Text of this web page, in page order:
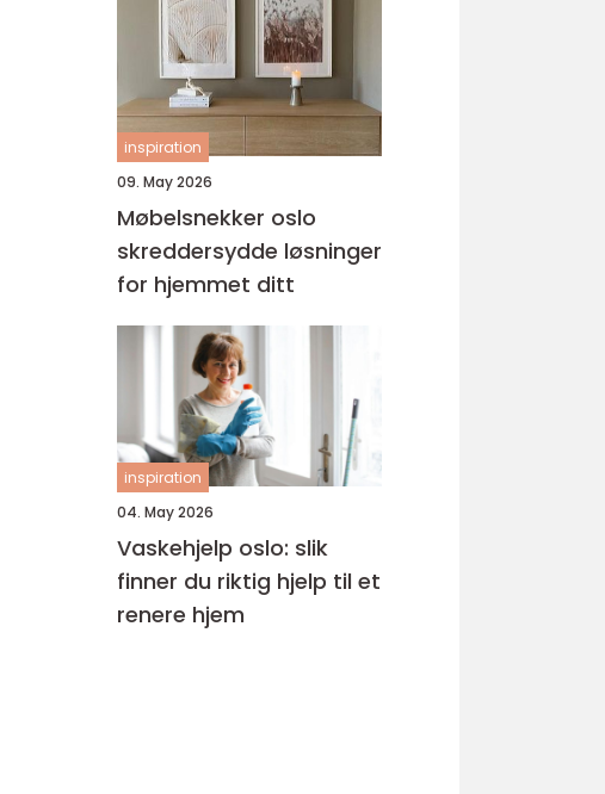
inspiration
09. May 2026
Møbelsnekker oslo
skreddersydde løsninger
for hjemmet ditt
inspiration
04. May 2026
Vaskehjelp oslo: slik
finner du riktig hjelp til et
renere hjem